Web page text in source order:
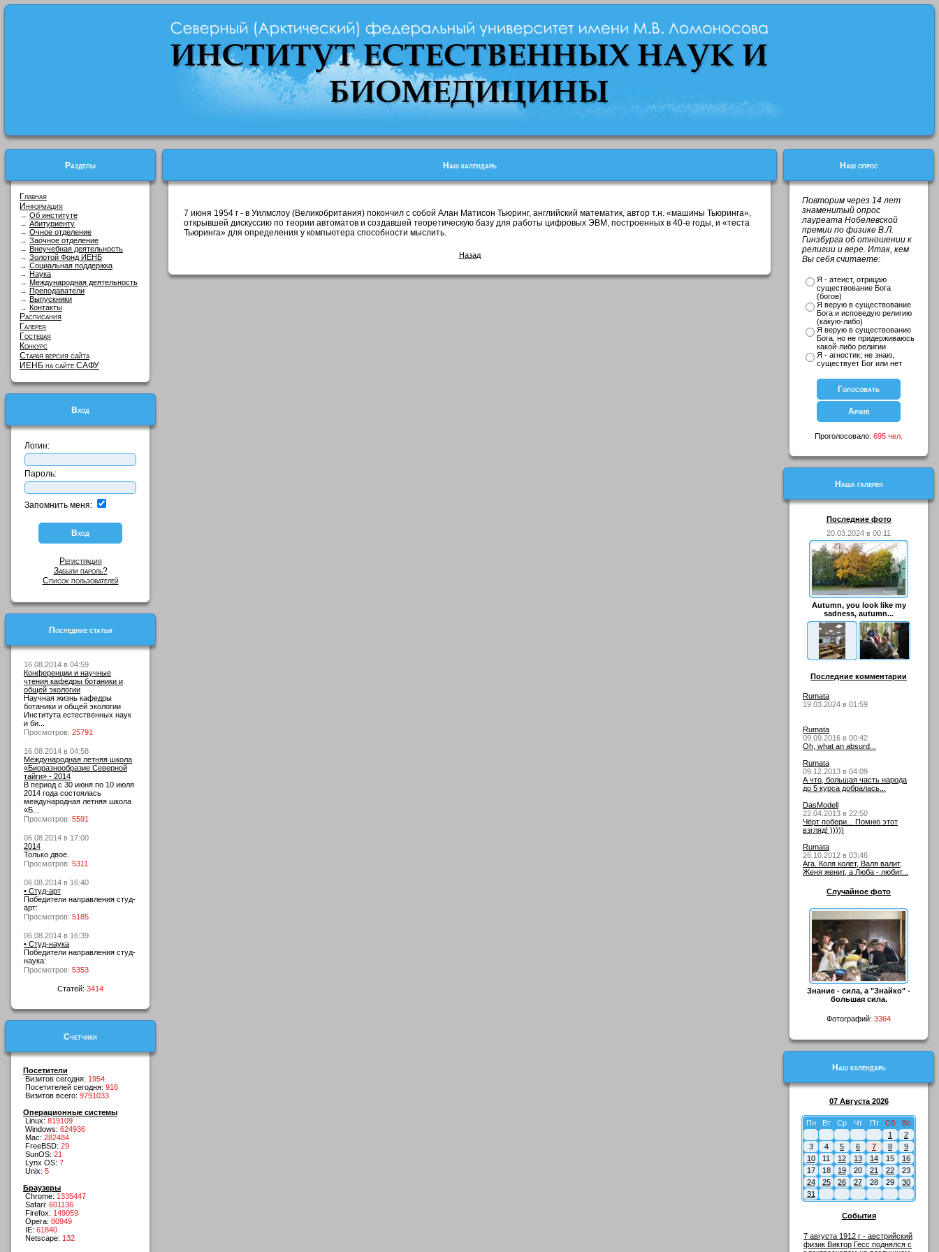
Разделы
Главная
Информация
→ Об институте
→ Абитуриенту
→ Очное отделение
→ Заочное отделение
→ Внеучебная деятельность
→ Золотой Фонд ИЕНБ
→ Социальная поддержка
→ Наука
→ Международная деятельность
→ Преподаватели
→ Выпускники
→ Контакты
Расписания
Галерея
Гостевая
Конкурс
Старая версия сайта
ИЕНБ на сайте САФУ
Вход
Логин:
Пароль:
Запомнить меня:
Регистрация
Забыли пароль?
Список пользователей
Последние статьи
16.08.2014 в 04:59
Конференции и научные
чтения кафедры ботаники и
общей экологии
Научная жизнь кафедры
ботаники и общей экологии
Института естественных наук
и би...
Просмотров: 25791
16.08.2014 в 04:58
Международная летняя школа
«Биоразнообразие Северной
тайги» - 2014
В период с 30 июня по 10 июля
2014 года состоялась
международная летняя школа
«Б...
Просмотров: 5591
06.08.2014 в 17:00
2014
Только двое.
Просмотров: 5311
06.08.2014 в 16:40
• Студ-арт
Победители направления студ-
арт:
Просмотров: 5185
06.08.2014 в 16:39
• Студ-наука
Победители направления студ-
наука:
Просмотров: 5353
Статей: 3414
Счетчики
Посетители
Визитов сегодня: 1954
Посетителей сегодня: 916
Визитов всего: 9791033
Операционные системы
Linux: 819109
Windows: 624936
Mac: 282484
FreeBSD: 29
SunOS: 21
Lynx OS: 7
Unix: 5
Браузеры
Chrome: 1335447
Safari: 601136
Firefox: 149059
Opera: 80949
IE: 61840
Netscape: 132
Наш календарь
7 июня 1954 г - в Уилмслоу (Великобритания) покончил с собой Алан Матисон Тьюринг, английский математик, автор т.н. «машины Тьюринга»,
открывшей дискуссию по теории автоматов и создавшей теоретическую базу для работы цифровых ЭВМ, построенных в 40-е годы, и «теста
Тьюринга» для определения у компьютера способности мыслить.
Назад
Наш опрос
Повторим через 14 лет
знаменитый опрос
лауреата Нобелевской
премии по физике В.Л.
Гинзбурга об отношении к
религии и вере. Итак, кем
Вы себя считаете:
Я - атеист, отрицаю
существование Бога
(богов)
Я верую в существование
Бога и исповедую религию
(какую-либо)
Я верую в существование
Бога, но не придерживаюсь
какой-либо религии
Я - агностик; не знаю,
существует Бог или нет
Проголосовало: 695 чел.
Наша галерея
Последние фото
20.03.2024 в 00:11
Autumn, you look like my
sadness, autumn...
Последние комментарии
Rumata
19.03.2024 в 01:59
Rumata
09.09.2016 в 00:42
Oh, what an absurd...
Rumata
09.12.2013 в 04:09
А что, большая часть народа
до 5 курса добралась...
DasModell
22.04.2013 в 22:50
Чёрт побери... Помню этот
взгляд! )))))
Rumata
26.10.2012 в 03:46
Ага. Коля колет, Валя валит,
Женя женит, а Люба - любит...
Случайное фото
Знание - сила, а "Знайко" -
большая сила.
Фотографий: 3364
Наш календарь
07 Августа 2026
Пн Вт Ср Чт Пт Сб
Вс
1
2
3
4 5 6 7 8
9
10
11 12 13 14 15
16
17
18 19 20 21 22
23
24
25 26 27 28 29
30
31
События
7 августа 1912 г - австрийский
физик Виктор Гесс поднялся с